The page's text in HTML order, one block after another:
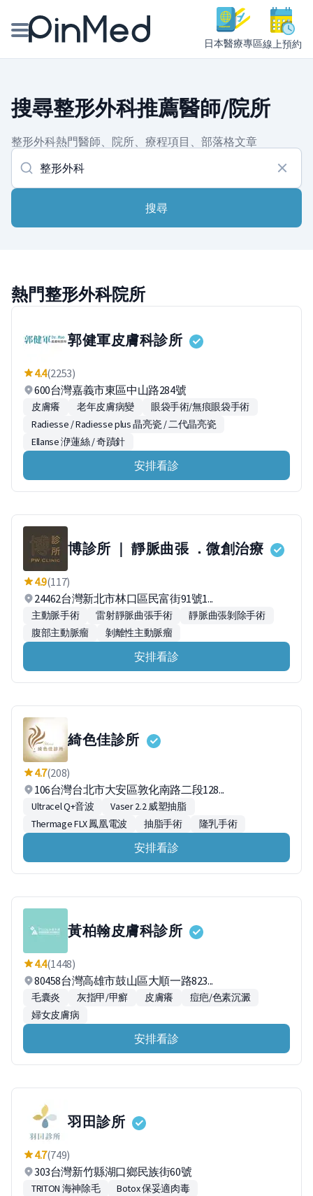
日本醫療專區線上預約
醫師專欄專訪
健康主題館
我是醫療人員
搜尋整形外科推薦醫師/院所
整形外科熱門醫師、院所、療程項目、部落格文章
搜尋
熱門整形外科院所
郭健軍皮膚科診所
4.4(2253)
600台灣嘉義市東區中山路284號
皮膚癢 老年皮膚病變
眼袋手術/無痕眼袋手術
Radiesse / Radiesse plus 晶亮瓷 / 二代晶亮瓷
Ellanse 洢蓮絲 / 奇蹟針
安排看診
博診所 ｜ 靜脈曲張 ．微創治療
4.9(117)
24462台灣新北市林口區民富街91號1...
主動脈手術 雷射靜脈曲張手術
靜脈曲張剝除手術
腹部主動脈瘤
剝離性主動脈瘤
安排看診
綺色佳診所
4.7(208)
106台灣台北市大安區敦化南路二段128...
Ultracel Q+音波
Vaser 2.2 威塑抽脂
Thermage FLX 鳳凰電波
抽脂手術 隆乳手術
安排看診
黃柏翰皮膚科診所
4.4(1448)
80458台灣高雄市鼓山區大順一路823...
毛囊炎 灰指甲/甲癬 皮膚癢
痘疤/色素沉澱
婦女皮膚病
安排看診
羽田診所
4.7(749)
303台灣新竹縣湖口鄉民族街60號
TRITON 海神除毛
Botox 保妥適肉毒